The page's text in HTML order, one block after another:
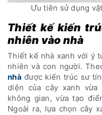
Ưu tiên sử dụng
Thiết kế kiến
nhiên vào nhà
Thiết kế nhà xanh với ý
nhiên và con người.
nhà được kiến trúc sư
diện của cây xanh
không gian, vừa tạo
Ngoài ra, lựa chọn cây